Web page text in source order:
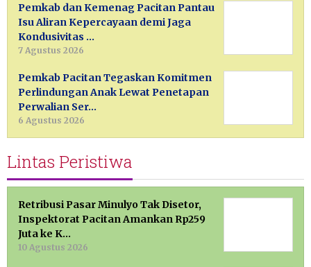
Pemkab dan Kemenag Pacitan Pantau
Isu Aliran Kepercayaan demi Jaga
Kondusivitas …
7 Agustus 2026
Pemkab Pacitan Tegaskan Komitmen
Perlindungan Anak Lewat Penetapan
Perwalian Ser…
6 Agustus 2026
Lintas Peristiwa
Retribusi Pasar Minulyo Tak Disetor,
Inspektorat Pacitan Amankan Rp259
Juta ke K…
10 Agustus 2026